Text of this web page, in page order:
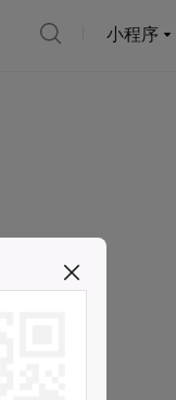
小程序